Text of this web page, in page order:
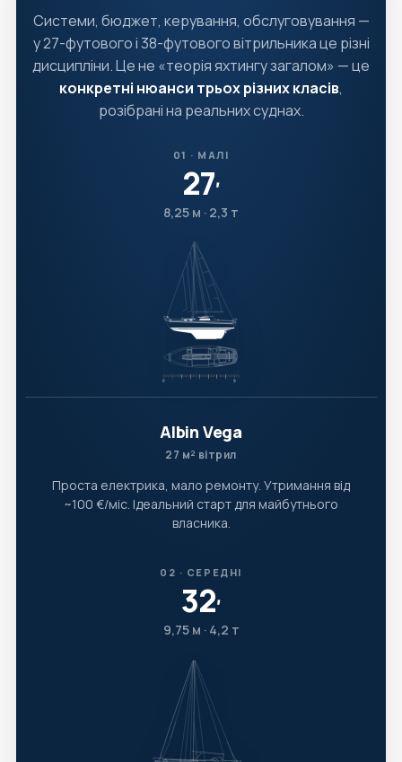
Системи, бюджет, керування, обслуговування —
у 27-футового і 38-футового вітрильника це різні
дисципліни. Це не «теорія яхтингу загалом» — це
конкретні нюанси трьох різних класів,
розібрані на реальних суднах.
01 · МАЛІ
27′
8,25 м · 2,3 т
Albin Vega
27 м² вітрил
Проста електрика, мало ремонту. Утримання від
~100 €/міс. Ідеальний старт для майбутнього
власника.
02 · СЕРЕДНІ
32′
9,75 м · 4,2 т